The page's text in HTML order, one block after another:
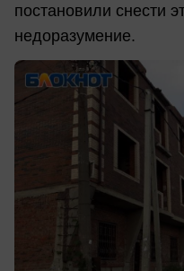
постановили снести
недоразумение.